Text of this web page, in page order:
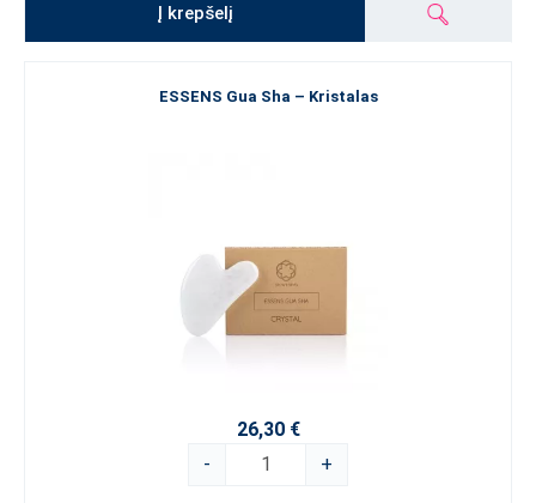
Į krepšelį
ESSENS Gua Sha – Kristalas
26,30 €
-
+